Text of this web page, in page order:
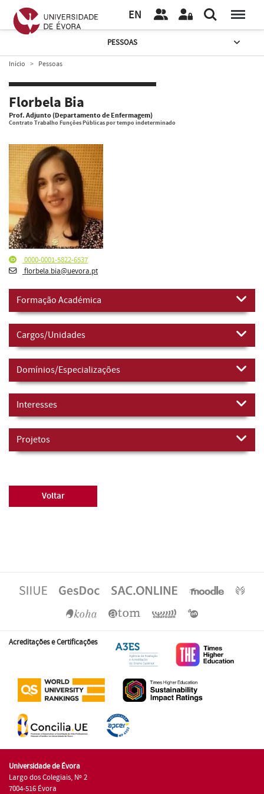
EN
PESSOAS
Início Pessoas
Florbela Bia
Prof. Adjunto (Departamento de Enfermagem)
Contrato Trabalho Funções Públicas por tempo indeterminado
0000-0001-5822-6537
florbela.bia@uevora.pt
Formação Académica
Cargos/Unidades
Domínios/Especializações
Interesses
Projetos
Voltar
Acreditações e Certificações
Universidade de Évora
Largo dos Colegiais, Nº 2
7004-516 Évora